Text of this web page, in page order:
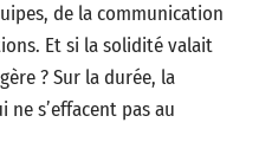
de la communication
Et si la solidité valait
? Sur la durée, la
ne s’effacent pas au